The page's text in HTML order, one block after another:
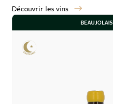
Découvrir les vins
BEAUJOLAIS